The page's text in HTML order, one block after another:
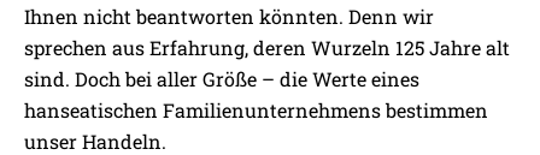
Ihnen nicht beantworten könnten. Denn wir
sprechen aus Erfahrung, deren Wurzeln 125 Jahre alt
sind. Doch bei aller Größe – die Werte eines
hanseatischen Familienunternehmens bestimmen
unser Handeln.